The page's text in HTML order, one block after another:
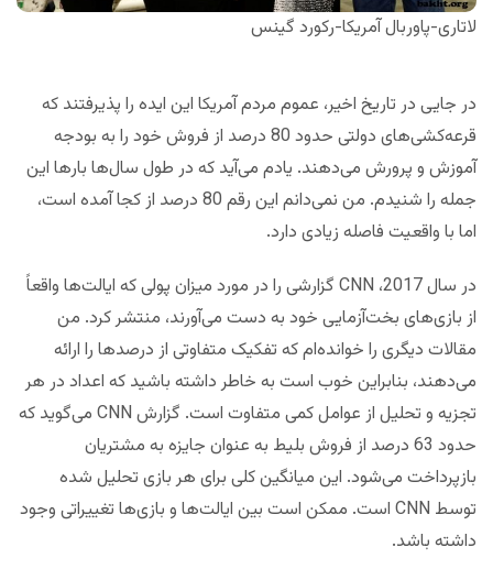
لاتاری-پاوربال آمریکا-رکورد گینس
در جایی در تاریخ اخیر، عموم مردم آمریکا این ایده را پذیرفتند که
قرعه‌کشی‌های دولتی حدود 80 درصد از فروش خود را به بودجه
آموزش و پرورش می‌دهند. یادم می‌آید که در طول سال‌ها بارها این
جمله را شنیدم. من نمی‌دانم این رقم 80 درصد از کجا آمده است،
اما با واقعیت فاصله زیادی دارد.
در سال 2017، CNN گزارشی را در مورد میزان پولی که ایالت‌ها واقعاً
از بازی‌های بخت‌آزمایی خود به دست می‌آورند، منتشر کرد. من
مقالات دیگری را خوانده‌ام که تفکیک متفاوتی از درصدها را ارائه
می‌دهند، بنابراین خوب است به خاطر داشته باشید که اعداد در هر
تجزیه و تحلیل از عوامل کمی متفاوت است. گزارش CNN می‌گوید که
حدود 63 درصد از فروش بلیط به عنوان جایزه به مشتریان
بازپرداخت می‌شود. این میانگین کلی برای هر بازی تحلیل شده
توسط CNN است. ممکن است بین ایالت‌ها و بازی‌ها تغییراتی وجود
داشته باشد.